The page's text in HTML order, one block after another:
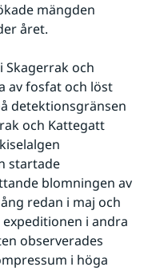
mängden
året.
Skagerrak och
av fosfat och löst
detektionsgränsen
och Kattegatt
startade
blomningen av
redan i maj och
i andra
observerades
i höga